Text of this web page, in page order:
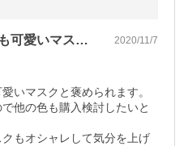
ク
色の発色が良く周りからも可愛いマスクと… 2020/11/7
いマスクと褒められます。
他の色も購入検討したいと
もオシャレして気分を上げ